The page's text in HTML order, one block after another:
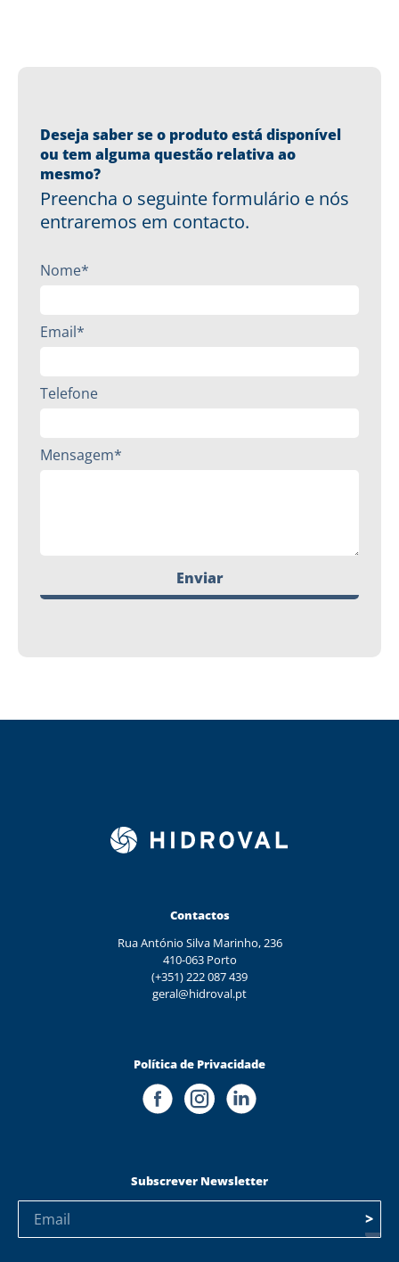
Deseja saber se o produto está disponível
ou tem alguma questão relativa ao
mesmo?
Preencha o seguinte formulário e nós
entraremos em contacto.
Nome*
Email*
Telefone
Mensagem*
Enviar
Contactos
Rua António Silva Marinho, 236
410-063 Porto
(+351) 222 087 439
geral@hidroval.pt
Política de Privacidade
Subscrever Newsletter
>